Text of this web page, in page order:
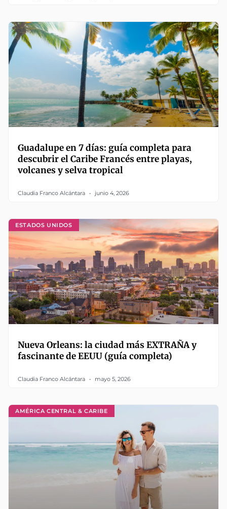
Guadalupe en 7 días: guía completa para
descubrir el Caribe Francés entre playas,
volcanes y selva tropical
Claudia Franco Alcántara junio 4, 2026
ESTADOS UNIDOS
Nueva Orleans: la ciudad más EXTRAÑA y
fascinante de EEUU (guía completa)
Claudia Franco Alcántara mayo 5, 2026
AMÉRICA CENTRAL & CARIBE